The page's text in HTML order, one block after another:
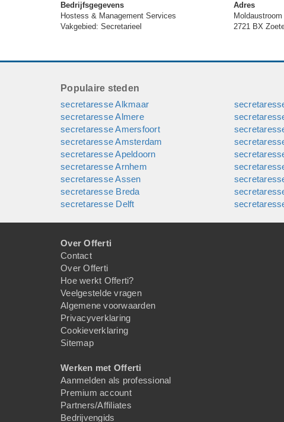
Bedrijfsgegevens
Hostess & Management Services
Vakgebied: Secretarieel
Adres
Moldaustroom
2721 BX
Populaire steden
secretaresse Alkmaar
secretaresse Almere
secretaresse Amersfoort
secretaresse Amsterdam
secretaresse Apeldoorn
secretaresse Arnhem
secretaresse Assen
secretaresse Breda
secretaresse Delft
Over Offerti
Contact
Over Offerti
Hoe werkt Offerti?
Veelgestelde vragen
Algemene voorwaarden
Privacyverklaring
Cookieverklaring
Sitemap
Werken met Offerti
Aanmelden als professional
Premium account
Partners/Affiliates
Bedrijvengids